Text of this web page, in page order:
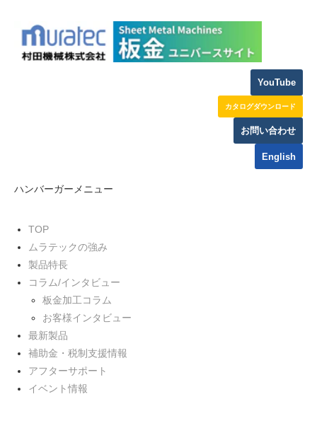
YouTube
カタログダウンロード
お問い合わせ
English
ハンバーガーメニュー
TOP
ムラテックの強み
製品特長
コラム/インタビュー
板金加工コラム
お客様インタビュー
最新製品
補助金・税制支援情報
アフターサポート
イベント情報